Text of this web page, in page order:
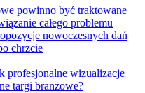
powinno być traktowane
całego problemu
nowoczesnych dań
chrzcie
profesjonalne wizualizacje
targi branżowe?